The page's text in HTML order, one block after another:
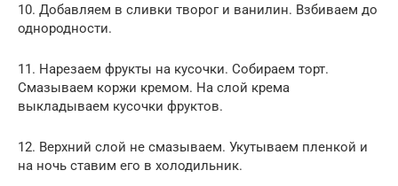
10. Добавляем в сливки творог и ванилин. Взбиваем до
однородности.
11. Нарезаем фрукты на кусочки. Собираем торт.
Смазываем коржи кремом. На слой крема
выкладываем кусочки фруктов.
12. Верхний слой не смазываем. Укутываем пленкой и
на ночь ставим его в холодильник.